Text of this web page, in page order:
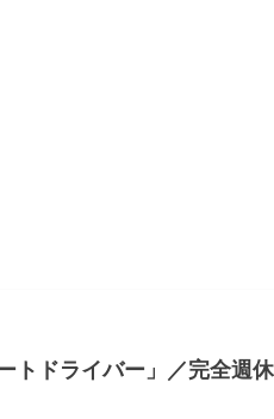
トドライバー」／完全週